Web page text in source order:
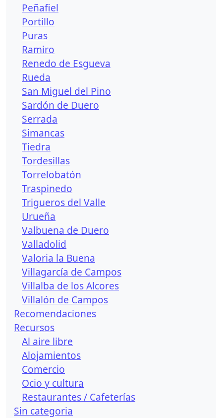
Peñafiel
Portillo
Puras
Ramiro
Renedo de Esgueva
Rueda
San Miguel del Pino
Sardón de Duero
Serrada
Simancas
Tiedra
Tordesillas
Torrelobatón
Traspinedo
Trigueros del Valle
Urueña
Valbuena de Duero
Valladolid
Valoria la Buena
Villagarcía de Campos
Villalba de los Alcores
Villalón de Campos
Recomendaciones
Recursos
Al aire libre
Alojamientos
Comercio
Ocio y cultura
Restaurantes / Cafeterías
Sin categori­a